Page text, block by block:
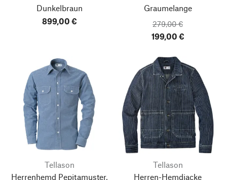
Dunkelbraun
899,00 €
Graumelange
279,00 €
199,00 €
Tellason
Herrenhemd Pepitamuster,
Tellason
Herren-Hemdjacke